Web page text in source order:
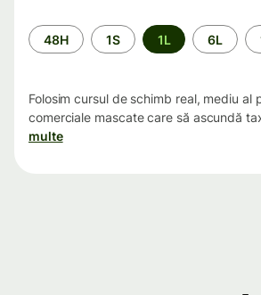
Perioada
48H 1S 1L 6L
Folosim cursul de schimb real, mediu al
comerciale mascate care să ascundă
multe